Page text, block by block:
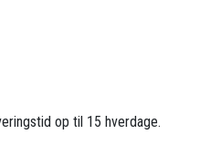
op til 15 hverdage.